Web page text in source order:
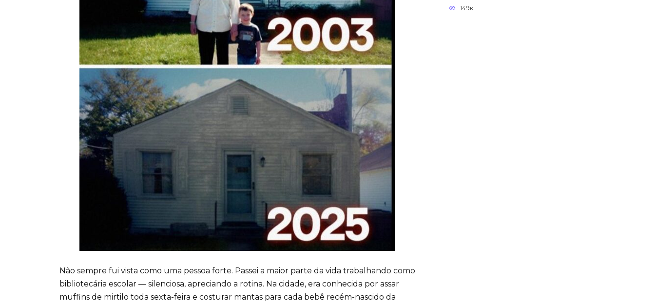
Não sempre fui vista como uma pessoa forte. Passei a maior parte da vida trabalhando como
bibliotecária escolar — silenciosa, apreciando a rotina. Na cidade, era conhecida por assar
muffins de mirtilo toda sexta-feira e costurar mantas para cada bebê recém-nascido da
149к.